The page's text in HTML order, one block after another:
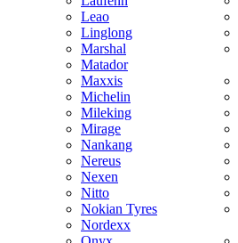
Leao
Linglong
Marshal
Matador
Maxxis
Michelin
Mileking
Mirage
Nankang
Nereus
Nexen
Nitto
Nokian Tyres
Nordexx